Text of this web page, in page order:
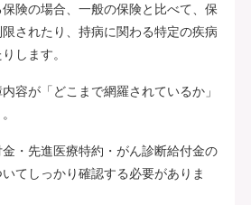
険の場合、一般の保険と比べて、保
されたり、持病に関わる特定の疾病
します。
容が「どこまで網羅されているか」
・先進医療特約・がん診断給付金の
てしっかり確認する必要がありま